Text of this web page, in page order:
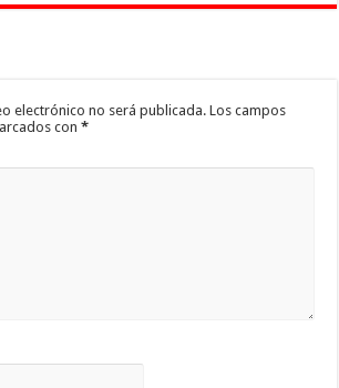
electrónico no será publicada. Los campos
con*